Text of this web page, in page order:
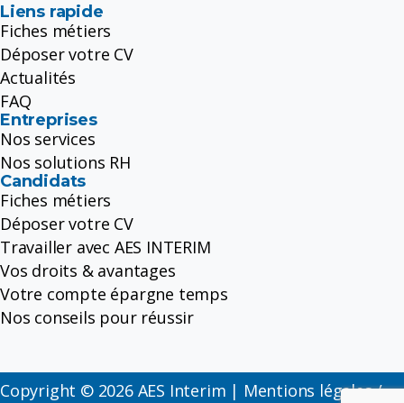
Liens rapide
Fiches métiers
Déposer votre CV
Actualités
FAQ
Entreprises
Nos services
Nos solutions RH
Candidats
Fiches métiers
Déposer votre CV
Travailler avec AES INTERIM
Vos droits & avantages
Votre compte épargne temps
Nos conseils pour réussir
Copyright © 2026 AES Interim | Mentions légales /